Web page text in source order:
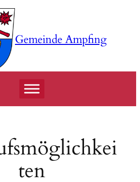
Gemeinde Ampfing
ten